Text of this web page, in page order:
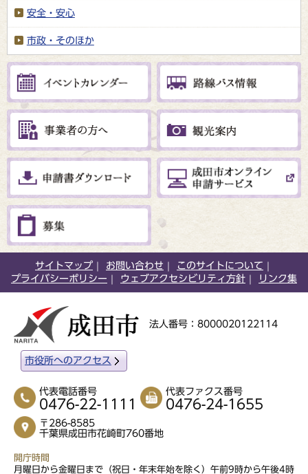
安全・安心
市政・そのほか
サイトマップ お問い合わせ
このサイトについて
プライバシーポリシー
ウェブアクセシビリティ方針 リンク集
法人番号：8000020122114
市役所へのアクセス
代表電話番号
0476-22-1111
代表ファクス番号
0476-24-1655
〒286-8585
千葉県成田市花崎町760番地
開庁時間
月曜日から金曜日まで（祝日・年末年始を除く）午前9時から午後4時